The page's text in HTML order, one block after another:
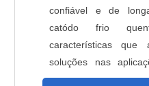
confiável e de
catódo frio
características que
soluções nas
sobre o medidor